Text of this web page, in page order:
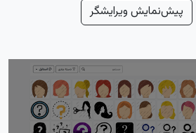
پیش‌نمایش ویرایشگر